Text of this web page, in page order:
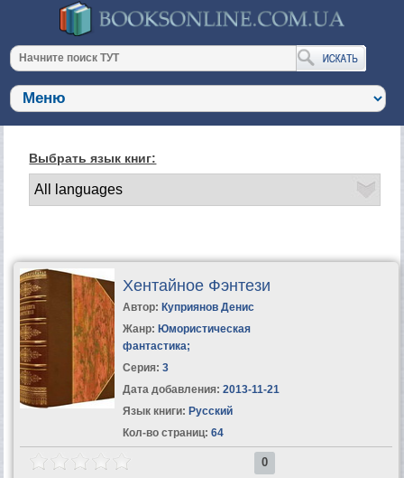
Выбрать язык книг:
Хентайное Фэнтези
Автор: Куприянов Денис
Жанр: Юмористическая
фантастика;
Серия: 3
Дата добавления: 2013-11-21
Язык книги: Русский
Кол-во страниц: 64
0